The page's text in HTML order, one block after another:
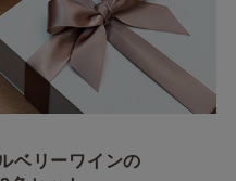
ベリーワインの